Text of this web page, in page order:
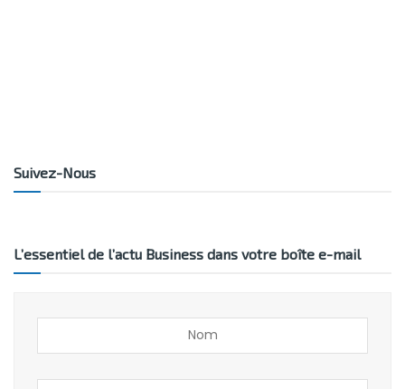
Suivez-Nous
L’essentiel de l’actu Business dans votre boîte e-mail